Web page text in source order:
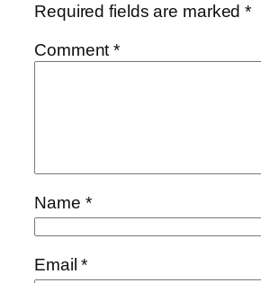
Required fields are marked*
Comment*
Name *
Email*